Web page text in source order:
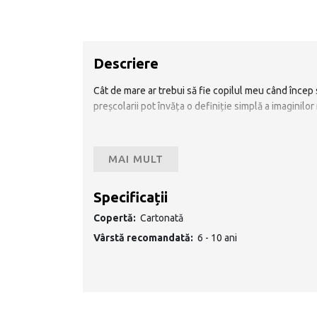
Descriere
Cât de mare ar trebui să fie copilul meu când
preșcolarii pot învăța o definiție simplă a
exploreze lumea în siguranță.” (Dr. Erin Avirett și
„Imagini bune, imagini rele cultivă încrederea și
întâmpină atât în lumea reală, cât și în cea
MAI MULT
Specificații
Copertă: Cartonată
Vârstă recomandată: 6 - 10 ani